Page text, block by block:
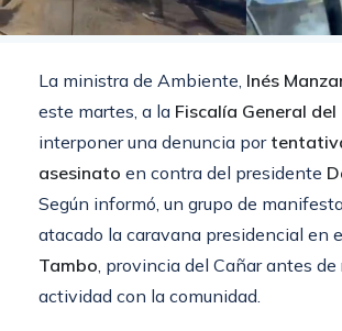
La ministra de Ambiente, Inés
este martes, a la Fiscalía General
interponer una denuncia por
asesinato en contra del presidente
Según informó, un grupo de
atacado la caravana presidencial en
Tambo, provincia del Cañar antes de
actividad con la comunidad.